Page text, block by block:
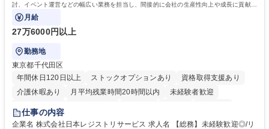
討、イベント運営などの幅広い業務を担当し、間接的に会社の生産性向上や成長に貢献し
ている部署です。
月給
27万6000円以上
勤務地
東京都千代田区
年間休日120日以上
ストックオプションあり
資格取得支援あり
介護休暇あり
月平均残業時間20時間以内
未経験者歓迎
住宅手当あり
完全週休2日制
交通費支給 駅近5分以内 土日祝休み 服装自由
仕事の内容
企業名 株式会社日本レジストリサービス 求人名 【総務】未経験歓迎◎/リ